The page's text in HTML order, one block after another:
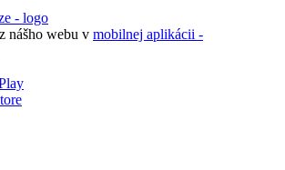
nášho webu v mobilnej aplikácii -